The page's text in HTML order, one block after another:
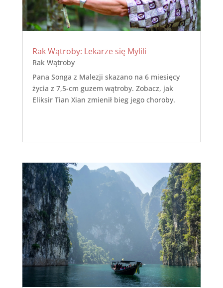
Rak Wątroby: Lekarze się Mylili
Rak Wątroby
Pana Songa z Malezji skazano na 6 miesięcy
życia z 7,5-cm guzem wątroby. Zobacz, jak
Eliksir Tian Xian zmienił bieg jego choroby.